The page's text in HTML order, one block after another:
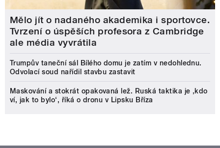
Mělo jít o nadaného akademika i sportovce.
Tvrzení o úspěších profesora z Cambridge
ale média vyvrátila
Trumpův taneční sál Bílého domu je zatím v nedohlednu.
Odvolací soud nařídil stavbu zastavit
Maskování a stokrát opakovaná lež. Ruská taktika je ‚kdo
ví, jak to bylo‘, říká o dronu v Lipsku Bříza